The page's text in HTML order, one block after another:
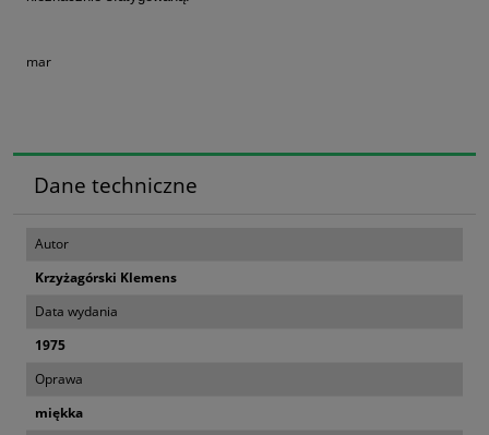
mar
Dane techniczne
Autor
Krzyżagórski Klemens
Data wydania
1975
Oprawa
miękka